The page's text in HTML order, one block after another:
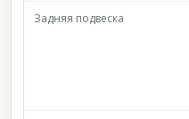
Задняя подвеска